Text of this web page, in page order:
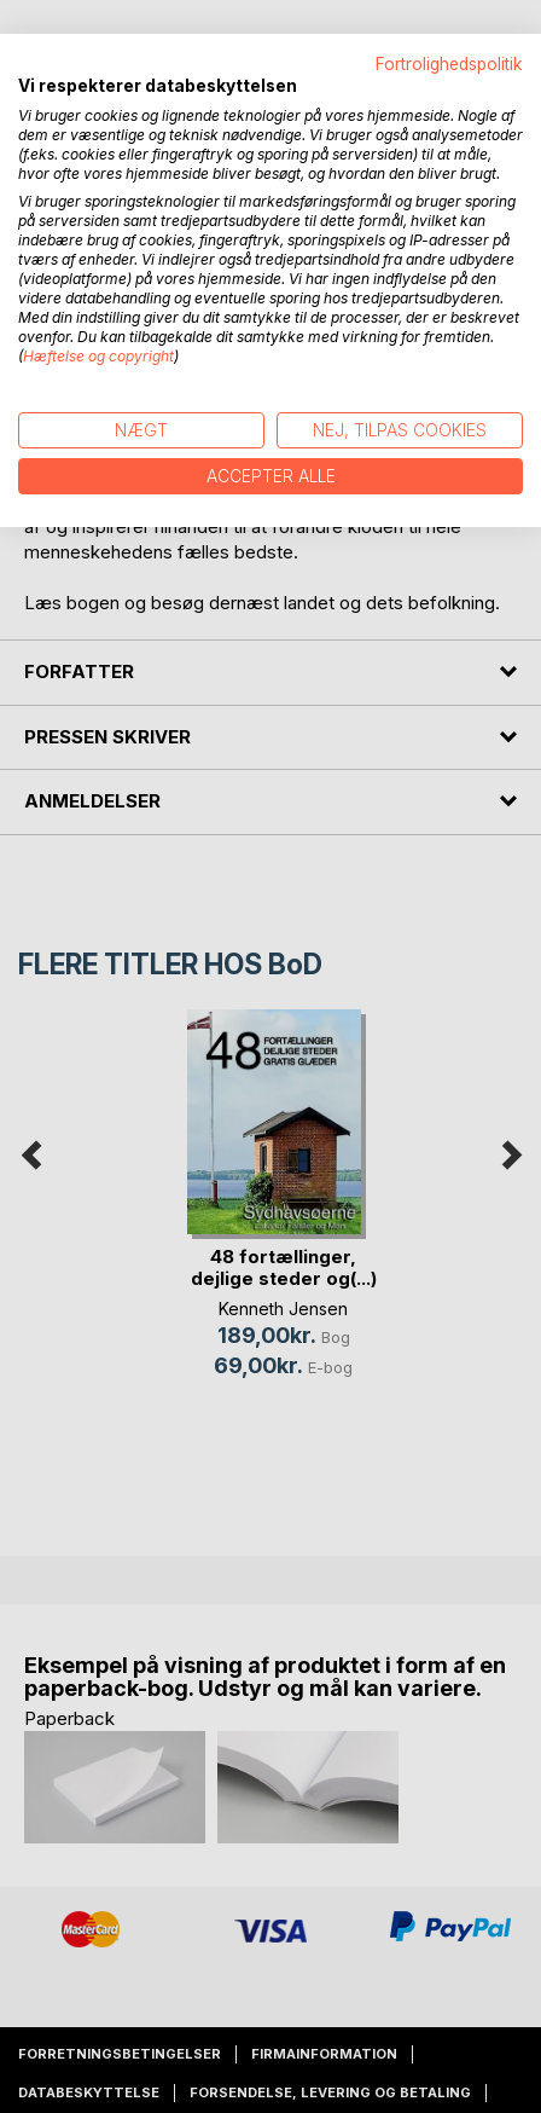
fantastiske muligheder for turister, dog ikke som i en
gængs historie- og turistbog. "Cuba - på vej hvorhen?" er
skrevet i essayform og har mange illustrationer. Den kan
derfor læses fra begyndelse til slutning, eller man kan læse
uddrag og bladre i bogen som en billedbog.
Det særlige forhold, der siden Cubas revolution har
eksisteret mellem Cuba og især USA, men også den
vestlige verden, behandles ret indgående i bogen. I en tid,
hvor den rige, vestlige verden synes at mangle
kvalificerede svar på nogle af vor klodes store
problemstillinger, gør forfatteren tydelig opmærksom på
Det fremgår af bogen, at Cuba gennem dets nyere,
historiske udvikling har vovet at pege på andre veje for et
samfunds og dets menneskers organisering. Bogen peger
endvidere på, at tiden måske er inde til, at vi gensidigt lærer
af og inspirerer hinanden til at forandre kloden til hele
menneskehedens fælles bedste.
Læs bogen og besøg dernæst landet og dets befolkning.
FORFATTER
PRESSEN SKRIVER
ANMELDELSER
FLERE TITLER HOS BoD
48 fortællinger,
dejlige steder og(...)
Kenneth Jensen
189,00kr. Bog
69,00kr. E-bog
Eksempel på visning af produktet i form af en
paperback-bog. Udstyr og mål kan variere.
Paperback
FORRETNINGSBETINGELSER FIRMAINFORMATION
DATABESKYTTELSE FORSENDELSE, LEVERING OG BETALING
Fortrolighedspolitik
Vi respekterer databeskyttelsen
Vi bruger cookies og lignende teknologier på vores hjemmeside. Nogle af
dem er væsentlige og teknisk nødvendige. Vi bruger også analysemetoder
(f.eks. cookies eller fingeraftryk og sporing på serversiden) til at måle,
hvor ofte vores hjemmeside bliver besøgt, og hvordan den bliver brugt.
Vi bruger sporingsteknologier til markedsføringsformål og bruger sporing
på serversiden samt tredjepartsudbydere til dette formål, hvilket kan
indebære brug af cookies, fingeraftryk, sporingspixels og IP-adresser på
tværs af enheder. Vi indlejrer også tredjepartsindhold fra andre udbydere
(videoplatforme) på vores hjemmeside. Vi har ingen indflydelse på den
videre databehandling og eventuelle sporing hos tredjepartsudbyderen.
Med din indstilling giver du dit samtykke til de processer, der er beskrevet
ovenfor. Du kan tilbagekalde dit samtykke med virkning for fremtiden.
(Hæftelse og copyright)
NÆGT NEJ, TILPAS COOKIES
ACCEPTER ALLE